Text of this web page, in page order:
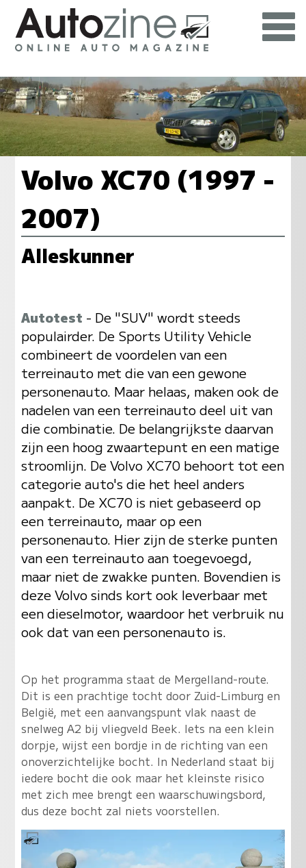
Volvo XC70 (1997 -
2007)
Alleskunner
Autotest - De "SUV" wordt steeds
populairder. De Sports Utility Vehicle
combineert de voordelen van een
terreinauto met die van een gewone
personenauto. Maar helaas, maken ook de
nadelen van een terreinauto deel uit van
die combinatie. De belangrijkste daarvan
zijn een hoog zwaartepunt en een matige
stroomlijn. De Volvo XC70 behoort tot een
categorie auto's die het heel anders
aanpakt. De XC70 is niet gebaseerd op
een terreinauto, maar op een
personenauto. Hier zijn de sterke punten
van een terreinauto aan toegevoegd,
maar niet de zwakke punten. Bovendien is
deze Volvo sinds kort ook leverbaar met
een dieselmotor, waardoor het verbruik nu
ook dat van een personenauto is.
Op het programma staat de Mergelland-route.
Dit is een prachtige tocht door Zuid-Limburg en
België, met een aanvangspunt vlak naast de
snelweg A2 bij vliegveld Beek. Iets na een klein
dorpje, wijst een bordje in de richting van een
onoverzichtelijke bocht. In Nederland staat bij
iedere bocht die ook maar het kleinste risico
met zich mee brengt een waarschuwingsbord,
dus deze bocht zal niets voorstellen.